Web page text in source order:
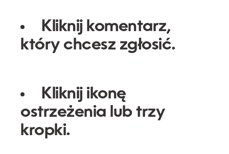
Kliknij komentarz,
który chcesz zgłosić.
Kliknij ikonę
ostrzeżenia lub trzy
kropki.